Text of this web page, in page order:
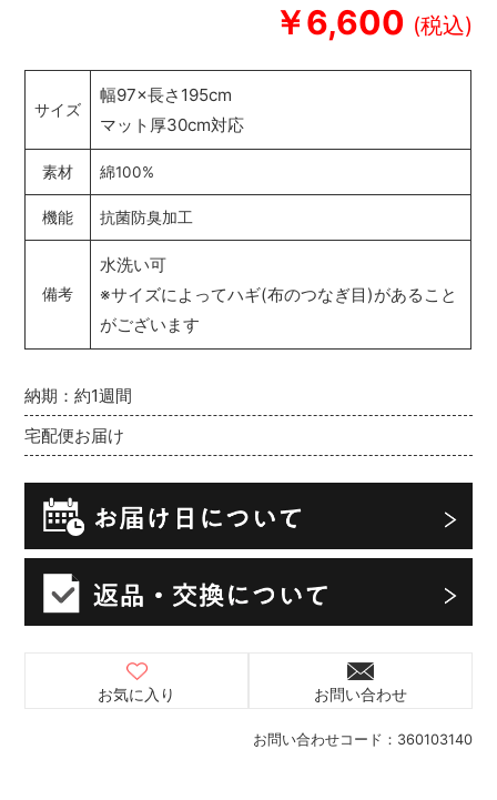
￥6,600
お問い合わせコード： 360103140
納期：約1週間
宅配便お届け
お気に入り お問い合わせ
サイズ
幅97×長さ195cm
マット厚30cm対応
素材 綿100%
機能 抗菌防臭加工
備考
水洗い可
※サイズによってハギ(布のつなぎ目)があること
がございます